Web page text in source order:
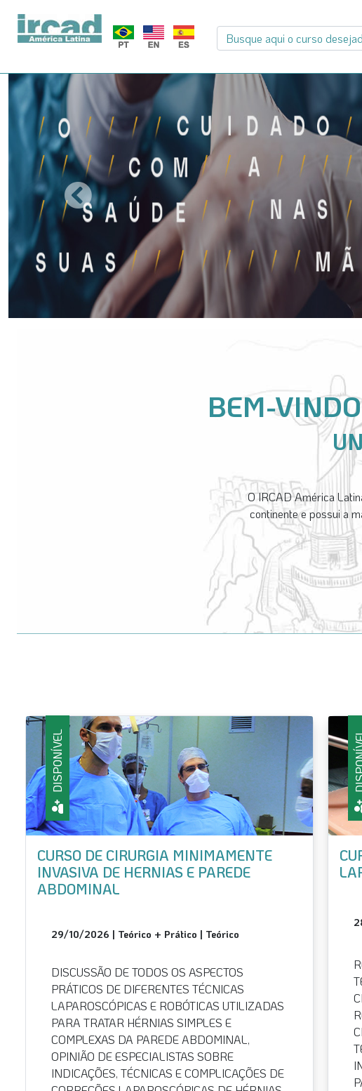
Previous
BEM-
O IRCAD América
continente e possui a
DISPONÍVEL
CURSO AVANÇADO DE SUTURA
LAPAROSCÓPICA
REALIZAR TREINAMENTO BÁSICO PRÁTICO E
TEÓRICO DE SUTURA LAPAROSCÓPICA PARA
CIRURGIÕES INICIANTES E EXPERIENTES QUE
REALIZAM OU PRETENDEM REALIZAR
CIRURGIA LAPAROSCÓPICA. SESSÕES
TEÓRICAS, DE VÍDEO E PRÁTICAS
INTERATIVAS ENTRE DOCENTES E
PARTICIPANTES DO CURSO. CURSO COM